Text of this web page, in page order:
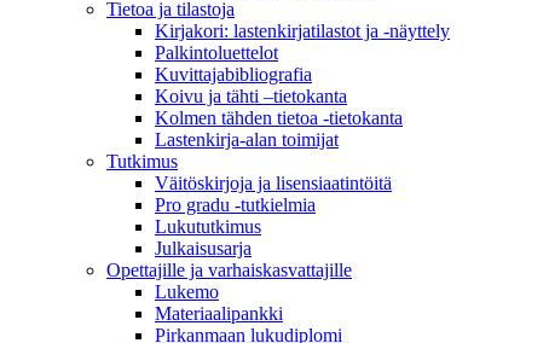
Tietoa ja tilastoja
Kirjakori: lastenkirjatilastot ja -näyttely
Palkintoluettelot
Kuvittaja­bibliografia
Koivu ja tähti –tietokanta
Kolmen tähden tietoa -tietokanta
Lastenkirja-alan toimijat
Tutkimus
Väitöskirjoja ja lisensiaatintöitä
Pro gradu -tutkielmia
Lukututkimus
Julkaisusarja
Opettajille ja varhaiskasvattajille
Lukemo
Materiaalipankki
Pirkanmaan lukudiplomi